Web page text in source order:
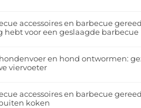
accessoires en barbecue
hebt voor een geslaagde barbecue
en hond ontwormen:
viervoeter
accessoires en barbecue
koken